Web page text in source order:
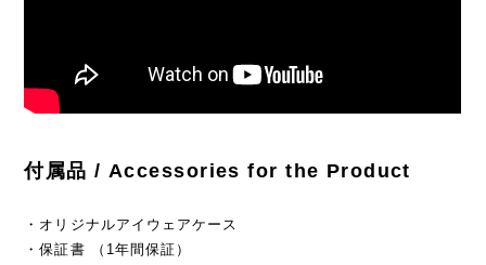
付属品 / Accessories for the Product
・オリジナルアイウェアケース
・保証書 （1年間保証）